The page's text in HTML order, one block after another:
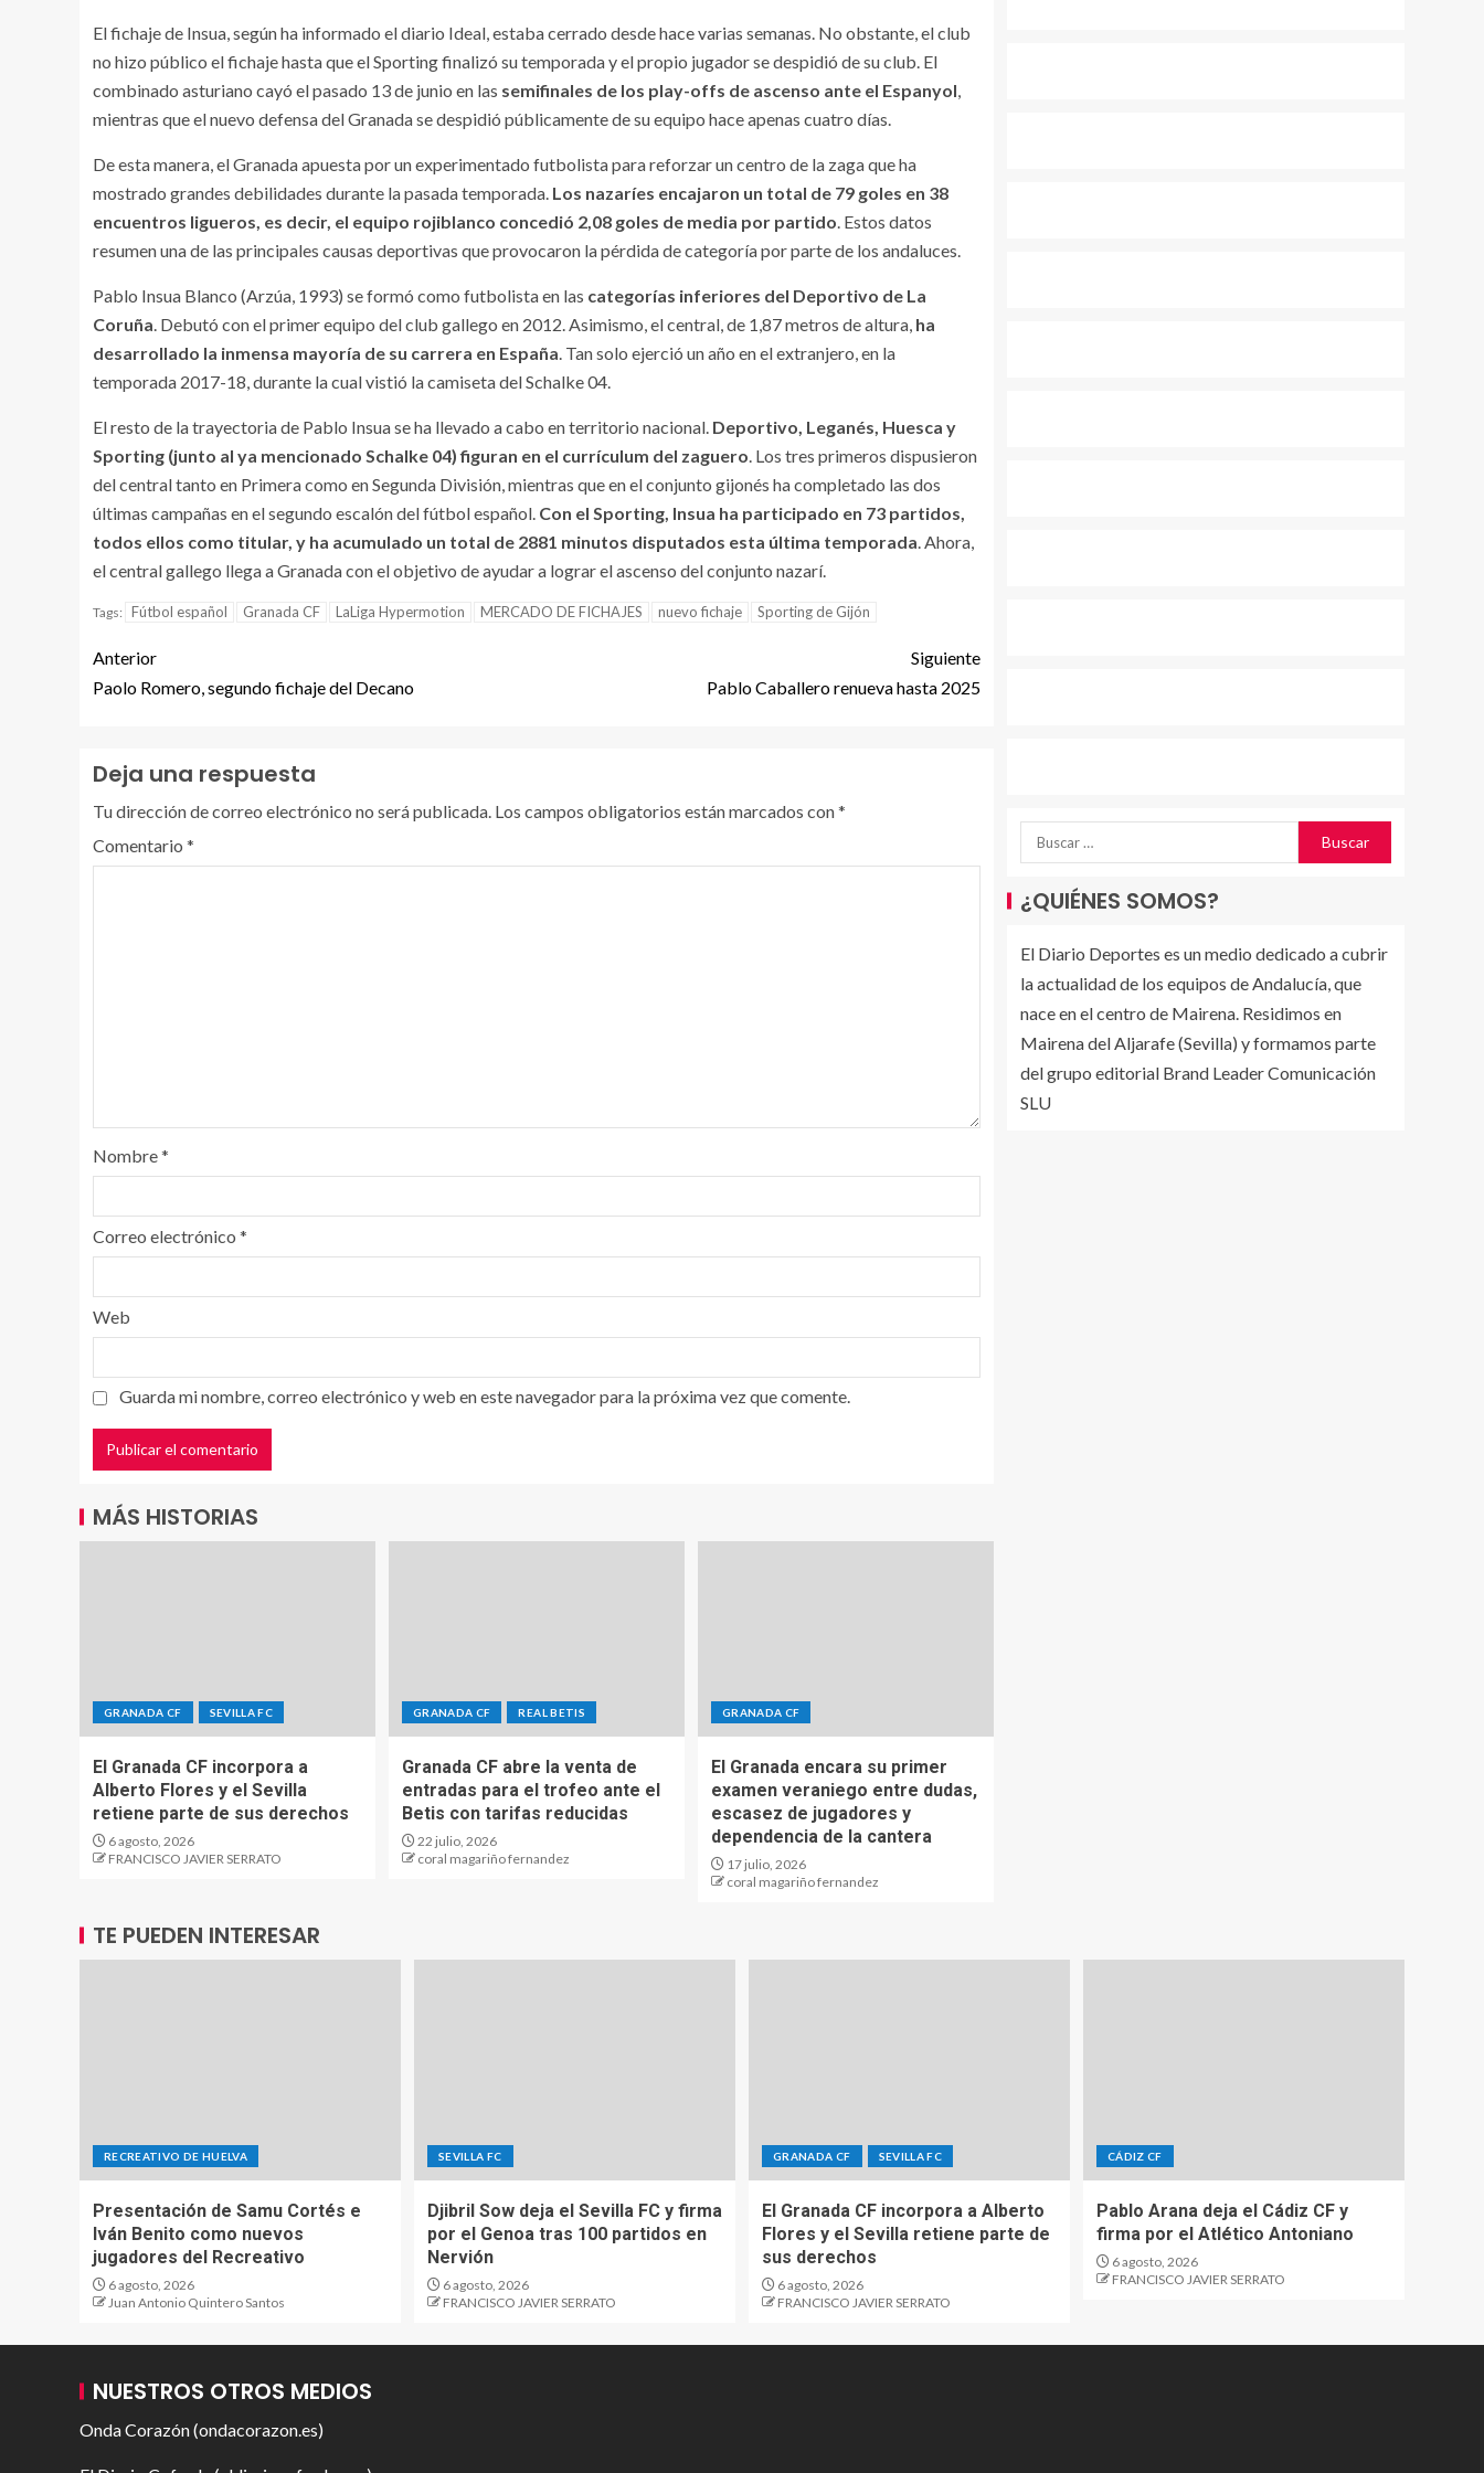
El fichaje de Insua, según ha informado el diario Ideal, estaba cerrado desde hace varias semanas. No obstante, el club
no hizo público el fichaje hasta que el Sporting finalizó su temporada y el propio jugador se despidió de su club. El
combinado asturiano cayó el pasado 13 de junio en las semifinales de los play-offs de ascenso ante el Espanyol,
mientras que el nuevo defensa del Granada se despidió públicamente de su equipo hace apenas cuatro días.
De esta manera, el Granada apuesta por un experimentado futbolista para reforzar un centro de la zaga que ha
mostrado grandes debilidades durante la pasada temporada. Los nazaríes encajaron un total de 79 goles en 38
encuentros ligueros, es decir, el equipo rojiblanco concedió 2,08 goles de media por partido. Estos datos
resumen una de las principales causas deportivas que provocaron la pérdida de categoría por parte de los andaluces.
Pablo Insua Blanco (Arzúa, 1993) se formó como futbolista en las categorías inferiores del Deportivo de La
Coruña. Debutó con el primer equipo del club gallego en 2012. Asimismo, el central, de 1,87 metros de altura, ha
desarrollado la inmensa mayoría de su carrera en España. Tan solo ejerció un año en el extranjero, en la
temporada 2017-18, durante la cual vistió la camiseta del Schalke 04.
El resto de la trayectoria de Pablo Insua se ha llevado a cabo en territorio nacional. Deportivo, Leganés, Huesca y
Sporting (junto al ya mencionado Schalke 04) figuran en el currículum del zaguero. Los tres primeros dispusieron
del central tanto en Primera como en Segunda División, mientras que en el conjunto gijonés ha completado las dos
últimas campañas en el segundo escalón del fútbol español. Con el Sporting, Insua ha participado en 73 partidos,
todos ellos como titular, y ha acumulado un total de 2881 minutos disputados esta última temporada. Ahora,
el central gallego llega a Granada con el objetivo de ayudar a lograr el ascenso del conjunto nazarí.
Tags: Fútbol español Granada CF LaLiga Hypermotion MERCADO DE FICHAJES nuevo fichaje Sporting de Gijón
Anterior
Paolo Romero, segundo fichaje del Decano
Siguiente
Pablo Caballero renueva hasta 2025
Deja una respuesta
Tu dirección de correo electrónico no será publicada. Los campos obligatorios están marcados con*
Comentario *
Nombre*
Correo electrónico *
Web
Guarda mi nombre, correo electrónico y web en este navegador para la próxima vez que comente.
MÁS HISTORIAS
GRANADA CF SEVILLA FC
El Granada CF incorpora a
Alberto Flores y el Sevilla
retiene parte de sus derechos
6 agosto, 2026
FRANCISCO JAVIER SERRATO
GRANADA CF REAL BETIS
Granada CF abre la venta de
entradas para el trofeo ante el
Betis con tarifas reducidas
22 julio, 2026
coral magariño fernandez
GRANADA CF
El Granada encara su primer
examen veraniego entre dudas,
escasez de jugadores y
dependencia de la cantera
17 julio, 2026
coral magariño fernandez
¿QUIÉNES SOMOS?
El Diario Deportes es un medio dedicado a cubrir
la actualidad de los equipos de Andalucía, que
nace en el centro de Mairena. Residimos en
Mairena del Aljarafe (Sevilla) y formamos parte
del grupo editorial Brand Leader Comunicación
SLU
TE PUEDEN INTERESAR
RECREATIVO DE HUELVA
Presentación de Samu Cortés e
Iván Benito como nuevos
jugadores del Recreativo
6 agosto, 2026
Juan Antonio Quintero Santos
SEVILLA FC
Djibril Sow deja el Sevilla FC y firma
por el Genoa tras 100 partidos en
Nervión
6 agosto, 2026
FRANCISCO JAVIER SERRATO
GRANADA CF SEVILLA FC
El Granada CF incorpora a Alberto
Flores y el Sevilla retiene parte de
sus derechos
6 agosto, 2026
FRANCISCO JAVIER SERRATO
CÁDIZ CF
Pablo Arana deja el Cádiz CF y
firma por el Atlético Antoniano
6 agosto, 2026
FRANCISCO JAVIER SERRATO
NUESTROS OTROS MEDIOS
Onda Corazón (ondacorazon.es)